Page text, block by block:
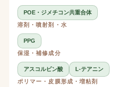
POE・ジメチコン共重合体
溶剤・噴射剤・水
PPG
保湿・補修成分
アスコルビン酸
L-テアニン
ポリマー・皮膜形成・増粘剤